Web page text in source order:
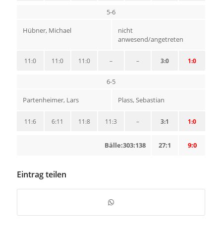
5-6
Hübner, Michael
nicht
anwesend/angetreten
1:0
3:0
–
–
11:0
11:0
11:0
6-5
Partenheimer, Lars Plass, Sebastian
1:0
3:1
–
11:3
11:8
6:11
11:6
9:0
27:1
Bälle:303:138
Eintrag teilen